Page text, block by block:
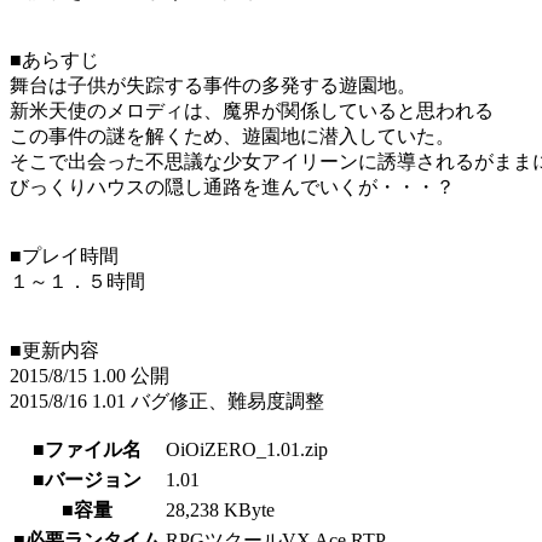
■あらすじ
舞台は子供が失踪する事件の多発する遊園地。
新米天使のメロディは、魔界が関係していると思われる
この事件の謎を解くため、遊園地に潜入していた。
そこで出会った不思議な少女アイリーンに誘導されるがまま
びっくりハウスの隠し通路を進んでいくが・・・？
■プレイ時間
１～１．５時間
■更新内容
2015/8/15 1.00 公開
2015/8/16 1.01 バグ修正、難易度調整
■ファイル名
OiOiZERO_1.01.zip
■バージョン
1.01
■容量
28,238 KByte